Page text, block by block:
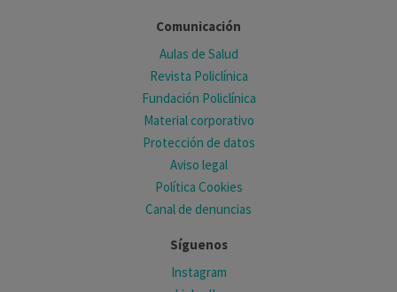
Comunicación
Aulas de Salud
Revista Policlínica
Fundación Policlínica
Material corporativo
Protección de datos
Aviso legal
Política Cookies
Canal de denuncias
Síguenos
Instagram